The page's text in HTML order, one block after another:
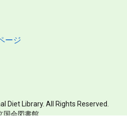
ージ
Diet Library. All Rights Reserved.